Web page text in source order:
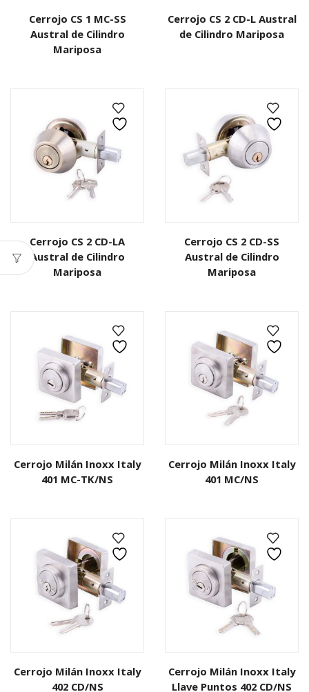
Cerrojo CS 1 MC-SS
Austral de Cilindro
Mariposa
Cerrojo CS 2 CD-L Austral
de Cilindro Mariposa
Cerrojo CS 2 CD-LA
Austral de Cilindro
Mariposa
Cerrojo CS 2 CD-SS
Austral de Cilindro
Mariposa
Cerrojo Milán Inoxx Italy
401 MC-TK/NS
Cerrojo Milán Inoxx Italy
401 MC/NS
Cerrojo Milán Inoxx Italy
402 CD/NS
Cerrojo Milán Inoxx Italy
Llave Puntos 402 CD/NS